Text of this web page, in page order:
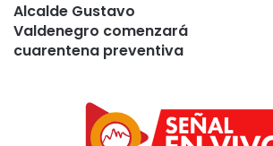
Alcalde Gustavo
Valdenegro comenzará
cuarentena preventiva